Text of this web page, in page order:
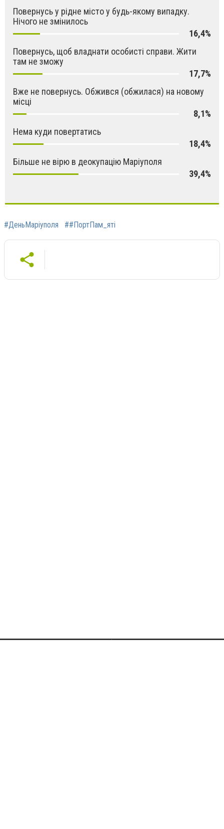
Повернусь у рідне місто у будь-якому випадку.
Нічого не змінилось
16,4%
Повернусь, щоб владнати особисті справи. Жити
там не зможу
17,7%
Вже не повернусь. Обжився (обжилася) на новому
місці
8,1%
Нема куди повертатись
18,4%
Більше не вірю в деокупацію Маріуполя
39,4%
#ДеньМаріуполя ##ПортПам_яті